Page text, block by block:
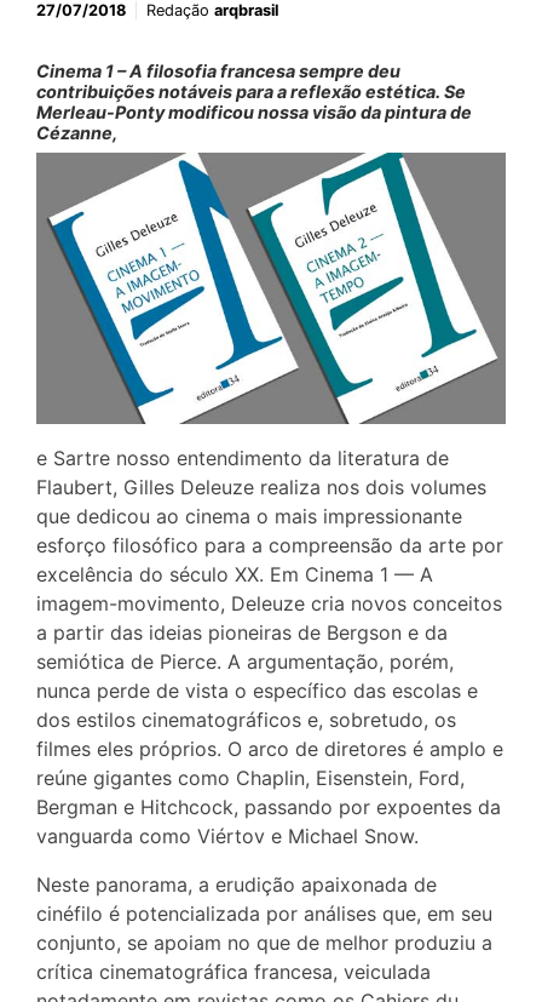
27/07/2018 Redação arqbrasil
Cinema 1 – A filosofia francesa sempre deu
contribuições notáveis para a reflexão estética. Se
Merleau-Ponty modificou nossa visão da pintura de
Cézanne,
e Sartre nosso entendimento da literatura de
Flaubert, Gilles Deleuze realiza nos dois volumes
que dedicou ao cinema o mais impressionante
esforço filosófico para a compreensão da arte por
excelência do século XX. Em Cinema 1 — A
imagem-movimento, Deleuze cria novos conceitos
a partir das ideias pioneiras de Bergson e da
semiótica de Pierce. A argumentação, porém,
nunca perde de vista o específico das escolas e
dos estilos cinematográficos e, sobretudo, os
filmes eles próprios. O arco de diretores é amplo e
reúne gigantes como Chaplin, Eisenstein, Ford,
Bergman e Hitchcock, passando por expoentes da
vanguarda como Viértov e Michael Snow.
Neste panorama, a erudição apaixonada de
cinéfilo é potencializada por análises que, em seu
conjunto, se apoiam no que de melhor produziu a
crítica cinematográfica francesa, veiculada